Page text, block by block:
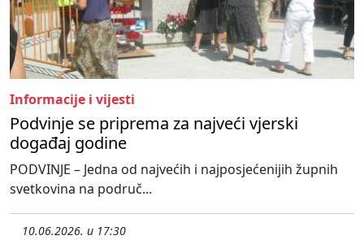
Informacije i vijesti
Podvinje se priprema za najveći vjerski
događaj godine
PODVINJE – Jedna od najvećih i najposjećenijih župnih
svetkovina na područ...
10.06.2026. u 17:30